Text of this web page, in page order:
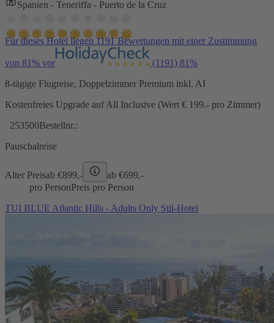
Spanien - Teneriffa - Puerto de la Cruz
Für dieses Hotel liegen 1191 Bewertungen mit einer Zustimmung
von 81% vor (1191) 81%
8-tägige Flugreise, Doppelzimmer Premium inkl. AI
Kostenfreies Upgrade auf All Inclusive (Wert € 199.- pro Zimmer)
253500Bestellnr.:
Pauschalreise
Alter Preisab €899,- ab €699,-
pro PersonPreis pro Person
TUI BLUE Atlantic Hills - Adults Only Stil-Hotel